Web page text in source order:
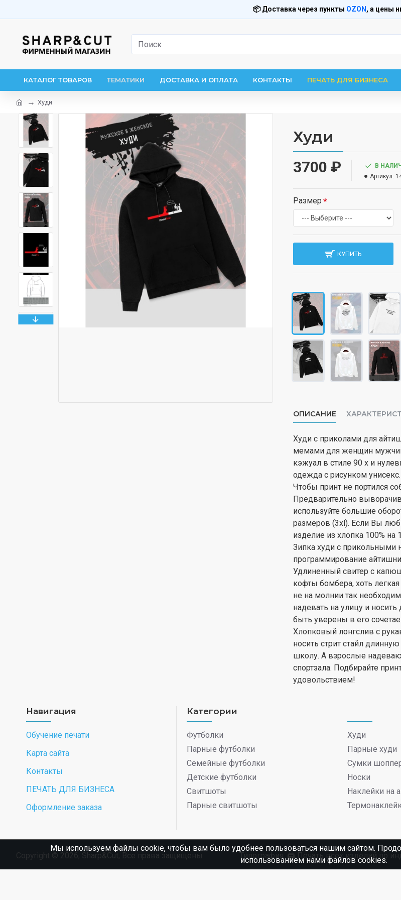
📦 Доставка через пункты OZON , а цены
КАТАЛОГ ТОВАРОВ ТЕМАТИКИ ДОСТАВКА И ОПЛАТА КОНТАКТЫ ПЕЧАТЬ ДЛЯ БИЗНЕСА
Худи
Худи
3700 ₽
В
Артикул:
Размер
КУПИТЬ
ОПИСАНИЕ
Худи с приколами для
мемами для женщин
кэжуал в стиле 90 х и
одежда с рисунком унисекс.
Чтобы принт не портился
Предварительно
используйте большие
размеров (3xl). Если Вы
изделие из хлопка 100%
Зипка худи с прикольными
программирование
Удлиненный свитер с
кофты бомбера, хоть
не на молнии так
надевать на улицу и
быть уверены в его
Хлопковый лонгслив с
носить стрит стайл
школу. А взрослые
спортзала. Подбирайте
удовольствием!
Навигация
Обучение печати
Карта сайта
Контакты
ПЕЧАТЬ ДЛЯ БИЗНЕСА
Оформление заказа
Категории
Футболки
Парные футболки
Семейные футболки
Детские футболки
Свитшоты
Парные свитшоты
Худи
Парные худи
Сумки
Носки
Наклейки на
Copyright © 2026, Sharp&Cut, Все права защищены Типография. 🖨️ Печать всех изделий по
Мы используем файлы cookie, чтобы вам было удобнее пользоваться нашим сайтом.
использованием нами файлов cookies.